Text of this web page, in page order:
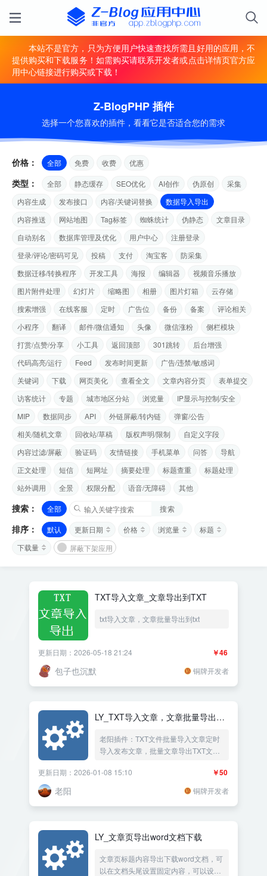
本站不是官方，只为方便用户快速查找所需且好用的应用，不
提供购买和下载服务！如需购买请联系开发者或点击详情页官方应
用中心链接进行购买或下载！
Z-BlogPHP 插件
选择一个您喜欢的插件，看看它是否适合您的需求
价格： 全部 免费 收费 优惠
类型： 全部 静态缓存 SEO优化 AI创作 伪原创
采集
内容生成
发布接口 内容/关键词替换
数据导入导出
内容推送
网站地图 Tag标签 蜘蛛统计 伪静态
文章目录
自动别名
数据库管理及优化 用户中心
注册登录
登录/评论/密码可见
投稿 支付 淘宝客
防采集
数据迁移/转换程序
开发工具 海报 编辑器
视频音乐播放
图片附件处理
幻灯片 缩略图 相册 图片灯箱
云存储
搜索增强
在线客服 定时 广告位 备份 备案
评论相关
小程序
翻译 邮件/微信通知 头像 微信涨粉
侧栏模块
打赏/点赞/分享
小工具 返回顶部 301跳转
后台增强
代码高亮/运行
Feed 发布时间更新
广告/违禁/敏感词
关键词
下载 网页美化 查看全文 文章内容分页
表单提交
访客统计
专题 城市地区分站 浏览量
IP显示与控制/安全
MIP
数据同步 API 外链屏蔽/转内链
弹窗/公告
相关/随机文章
回收站/草稿 版权声明/限制
自定义字段
内容过滤/屏蔽
验证码 友情链接 手机菜单 问答
导航
正文处理
短信 短网址 摘要处理 标题查重
标题处理
站外调用
全景 权限分配 语音/无障碍 其他
搜索： 全部 搜索
排序： 默认 更新日期 价格 浏览量
标题
下载量
屏蔽下架应用
TXT导入文章_文章导出到TXT
txt导入文章，文章批量导出到txt
￥46
更新日期：2026-05-18 21:24
包子也沉默 铜牌开发者
LY_TXT导入文章，文章批量导出
老阳插件：TXT文件批量导入文章定时
导入发布文章，批量文章导出TXT文
Markdown格式内容导入，可以设置分
类、可以设置txt文章状态、可以设置标
题重复处理，可以设置文章统一标签，
￥50
更新日期：2026-01-08 15:10
老阳 铜牌开发者
LY_文章页导出word文档下载
文章页标题内容导出下载word文档，可
以在文档头尾设置固定内容，可以设置